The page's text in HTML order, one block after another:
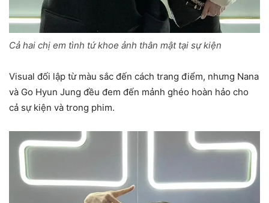
Cả hai chị em tình tứ khoe ảnh thân mật tại sự kiện
Visual đối lập từ màu sắc đến cách trang điểm, nhưng Nana
và Go Hyun Jung đều đem đến mảnh ghéo hoàn hảo cho
cả sự kiện và trong phim.